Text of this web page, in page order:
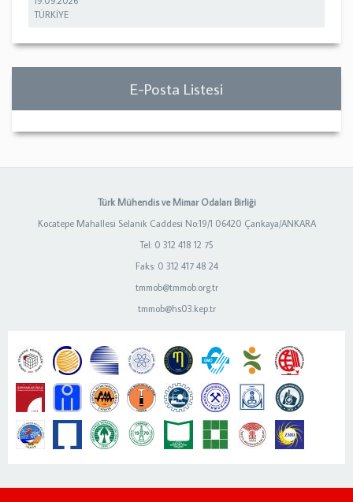
TÜRKİYE
E-Posta Listesi
Türk Mühendis ve Mimar Odaları Birliği
Kocatepe Mahallesi Selanik Caddesi No:19/1 06420 Çankaya/ANKARA
Tel: 0 312 418 12 75
Faks: 0 312 417 48 24
tmmob@tmmob.org.tr
tmmob@hs03.kep.tr